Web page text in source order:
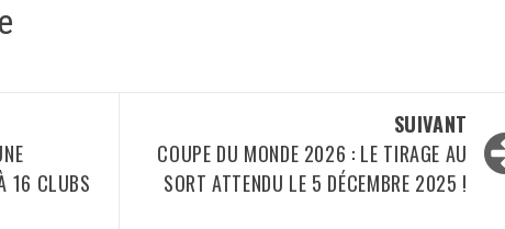
16 CLUBS
SUIVANT
COUPE DU MONDE 2026 : LE TIRAGE AU
SORT ATTENDU LE 5 DÉCEMBRE 2025 !